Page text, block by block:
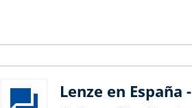
Lenze en España -